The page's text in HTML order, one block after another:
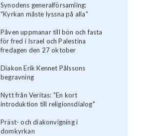
Synodens generalförsamling:
"Kyrkan måste lyssna på alla"
Påven uppmanar till bön och fasta
för fred i Israel och Palestina
fredagen den 27 oktober
Diakon Erik Kennet Pålssons
begravning
Nytt från Veritas: "En kort
introduktion till religionsdialog"
Präst- och diakonvigning i
domkyrkan